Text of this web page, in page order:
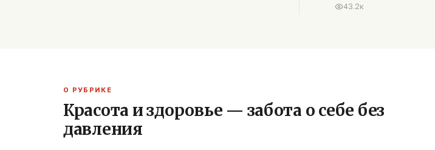
43.2к
О РУБРИКЕ
Красота и здоровье — забота о себе без
давления